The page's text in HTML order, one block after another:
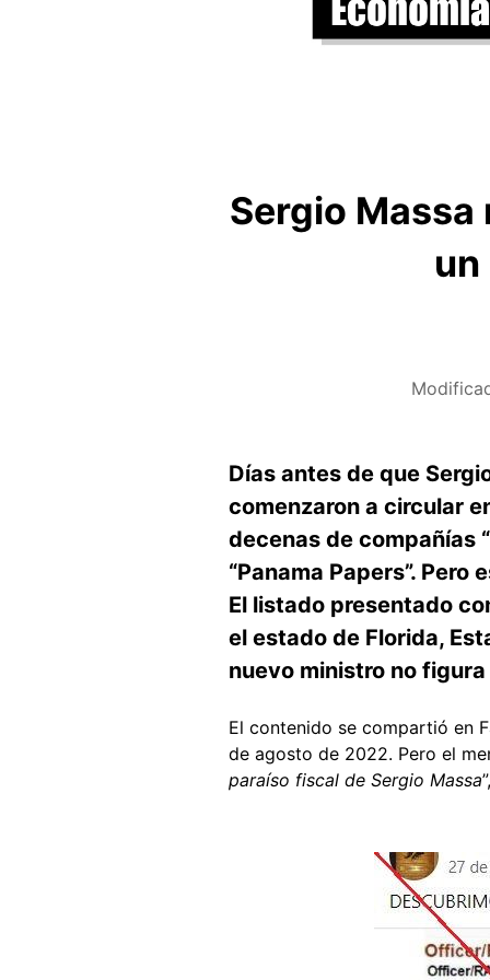
Sergio Massa
un
Días antes de que
comenzaron a circular
decenas de compañías
“Panama Papers”.
El listado presentado
el estado de Florida,
nuevo ministro no figura
El contenido se compartió en
de agosto de 2022. Pero el
paraíso fiscal de Sergio Massa